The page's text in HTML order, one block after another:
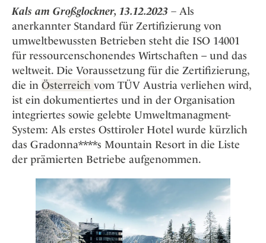
Österreich
Portugal
Schweden
Spanien
Schweiz
USA
Adventkalender
Kals am Großglockner, 13.12.2023 – Als
anerkannter Standard für Zertifizierung von
umweltbewussten Betrieben steht die ISO 14001
für ressourcenschonendes Wirtschaften – und das
weltweit. Die Voraussetzung für die Zertifizierung,
die in Österreich vom TÜV Austria verliehen wird,
ist ein dokumentiertes und in der Organisation
integriertes sowie gelebte Umweltmanagment-
System: Als erstes Osttiroler Hotel wurde kürzlich
das Gradonna****s Mountain Resort in die Liste
der prämierten Betriebe aufgenommen.